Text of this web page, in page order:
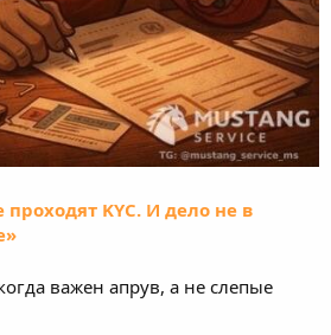
проходят KYC. И дело не в
важен апрув, а не слепые